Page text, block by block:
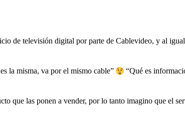
de televisión digital por parte de Cablevideo, y al
la misma, va por el mismo cable”
“Qué es
que las ponen a vender, por lo tanto imagino que el